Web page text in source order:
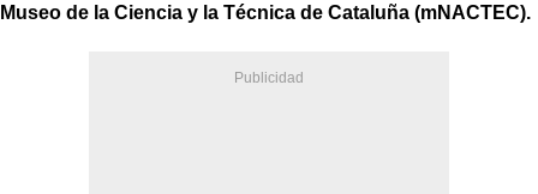
Museo de la Ciencia y la Técnica de Cataluña (mNACTEC).